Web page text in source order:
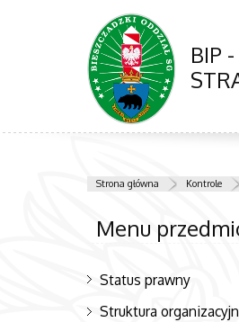
BIP
Strona główna Kontrole
Menu
Status prawny
Struktura